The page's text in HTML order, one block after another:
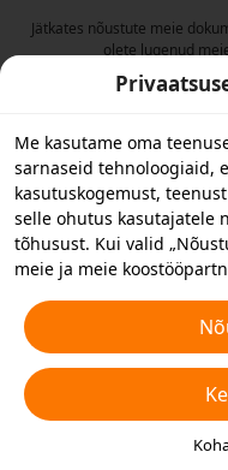
Jätkates nõustute meie
olete lugenud
Me kasutame oma
sarnaseid tehnoloogiaid,
kasutuskogemust,
selle ohutus kasutajatele
tõhusust. Kui valid
meie ja meie
seadmesse. Samuti
mitteolulistest küpsistest,
privaatsusseadetes
küpsiseid soovite vastu
üksikasjade jaoks vaata